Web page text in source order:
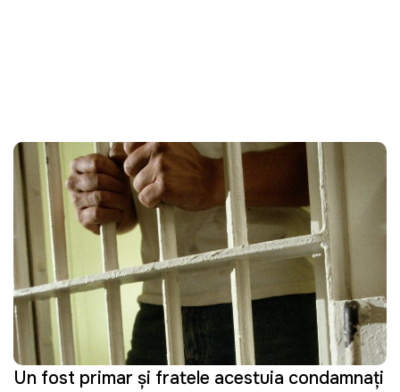
Un fost primar și fratele acestuia condamnați